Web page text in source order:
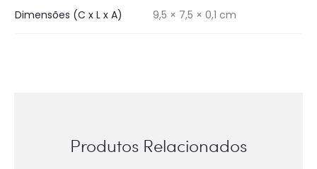
Dimensões (C x L x A) 9,5 × 7,5 × 0,1 cm
Produtos Relacionados